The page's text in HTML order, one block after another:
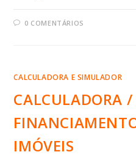
0 COMENTÁRIOS
CALCULADORA E SIMULADOR
CALCULADORA
IMÓVEIS